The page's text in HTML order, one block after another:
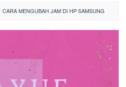
CARA MENGUBAH JAM DI HP SAMSUNG